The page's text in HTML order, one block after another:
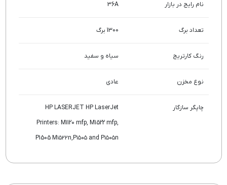
نام رایج در بازار 36A
تعداد برگ 1300 برگ
رنگ کارتریج سیاه و سفید
نوع مخزن عادی
چاپگر سازگار
HP LASERJET HP LaserJet
Printers: M1120 mfp, M1522 mfp,
P1505 M۱۵۲۲n,P۱۵۰۵ and P۱۵۰۵n